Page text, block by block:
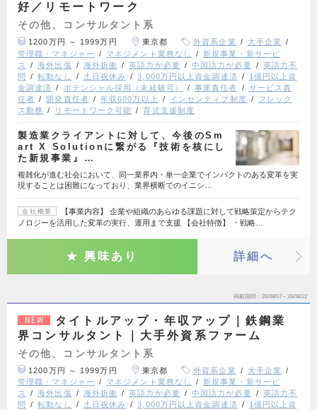
好／リモートワーク
その他、コンサルタント系
1200万円 ～ 1999万円 東京都 外資系企業
大手企業
管理職・マネジャー
マネジメント業務なし
新規事業・新サービ
ス
海外出張 海外折衝 英語力が必要 中国語力が必要
英語力不
問
転勤なし 土日祝休み 3,000万円以上資金調達済
1億円以上資
金調達済
ポテンシャル採用（未経験可） 事業責任者
サービス責
任者
開発責任者 年収600万以上 インセンティブ制度
フレック
ス勤務
リモートワーク可能 育児支援制度
製造業クライアントに対して、今後のSm
art X Solutionに繋がる『技術を核にし
た新規事業』…
複雑化が進む社会において、同一業界内・単一企業でインパクトのある変革を実
現することは困難になっており、業界横断でのイニシ…
会社概要
【事業内容】 企業や組織のあらゆる課題に対して戦略策定からテク
ノロジーを活用した変革の実行、運用まで支援 【会社特徴】 ・戦略…
興味あり 詳細へ
掲載期間 26/08/07～26/08/22
NEW
タイトルアップ・年収アップ｜鉄鋼業
界コンサルタント｜大手外資系ファーム
その他、コンサルタント系
1200万円 ～ 1999万円 東京都 外資系企業
大手企業
管理職・マネジャー
マネジメント業務なし
新規事業・新サービ
ス
海外出張 海外折衝 英語力が必要 中国語力が必要
英語力不
問
転勤なし 土日祝休み 3,000万円以上資金調達済
1億円以上資